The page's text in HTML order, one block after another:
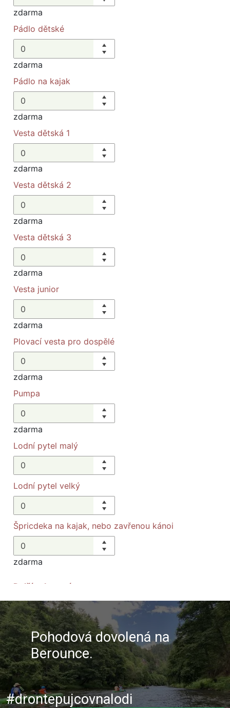
Pohodová dovolená na
Berounce.
#drontepujcovnalodi